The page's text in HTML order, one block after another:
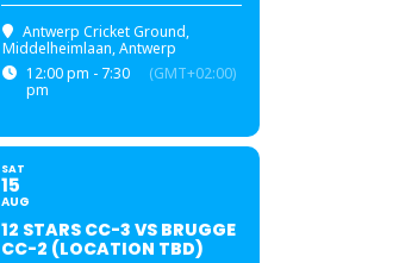
Antwerp Cricket Ground,
Middelheimlaan, Antwerp
12:00 pm - 7:30
pm
(GMT+02:00)
SAT
15
AUG
12 STARS CC-3 VS BRUGGE
CC-2 (LOCATION TBD)